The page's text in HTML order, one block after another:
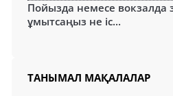
Пойызда немесе вокзалда
ұмытсаңыз не іс...
ТАНЫМАЛ МАҚАЛАЛАР